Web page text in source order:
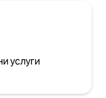
услуги